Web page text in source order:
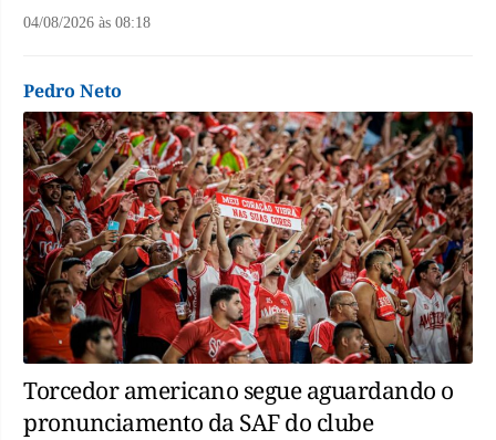
04/08/2026 às 08:18
Pedro Neto
Torcedor americano segue aguardando o
pronunciamento da SAF do clube